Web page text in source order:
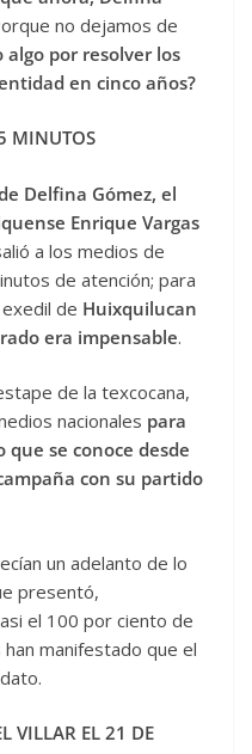
no dejamos de
algo por resolver los
en cinco años?
MINUTOS
Delfina Gómez, el
Enrique Vargas
a los medios de
de atención; para
de Huixquilucan
era impensable.
de la texcocana,
nacionales para
que se conoce desde
con su partido
un adelanto de lo
presentó,
el 100 por ciento de
manifestado que el
VILLAR EL 21 DE